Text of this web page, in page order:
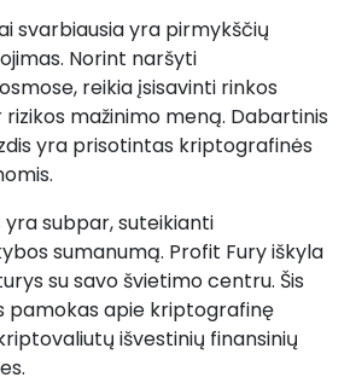
svarbiausia yra pirmykščių
Norint naršyti
reikia įsisavinti rinkos
rizikos mažinimo meną. Dabartinis
yra prisotintas kriptografinės
yra subpar, suteikianti
sumanumą. Profit Fury iškyla
su savo švietimo centru. Šis
pamokas apie kriptografinę
išvestinių finansinių